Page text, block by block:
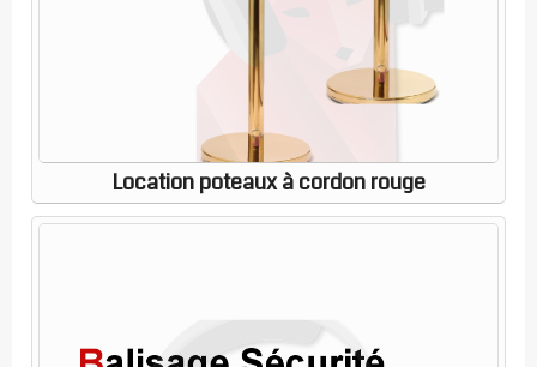
Location poteaux à cordon rouge